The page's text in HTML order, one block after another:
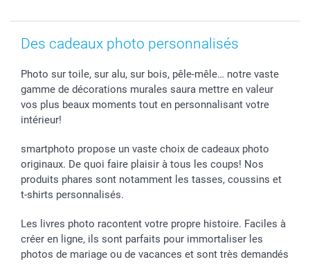
Des cadeaux photo personnalisés
Photo sur toile, sur alu, sur bois, pêle-mêle… notre vaste
gamme de décorations murales saura mettre en valeur
vos plus beaux moments tout en personnalisant votre
intérieur!
smartphoto propose un vaste choix de cadeaux photo
originaux. De quoi faire plaisir à tous les coups! Nos
produits phares sont notamment les tasses, coussins et
t-shirts personnalisés.
Les livres photo racontent votre propre histoire. Faciles à
créer en ligne, ils sont parfaits pour immortaliser les
photos de mariage ou de vacances et sont très demandés